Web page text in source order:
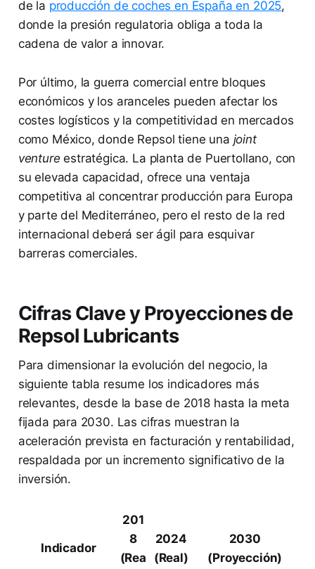
de la producción de coches en España en 2025,
donde la presión regulatoria obliga a toda la
cadena de valor a innovar.
Por último, la guerra comercial entre bloques
económicos y los aranceles pueden afectar los
costes logísticos y la competitividad en mercados
como México, donde Repsol tiene una joint
venture estratégica. La planta de Puertollano, con
su elevada capacidad, ofrece una ventaja
competitiva al concentrar producción para Europa
y parte del Mediterráneo, pero el resto de la red
internacional deberá ser ágil para esquivar
barreras comerciales.
Cifras Clave y Proyecciones de
Repsol Lubricants
Para dimensionar la evolución del negocio, la
siguiente tabla resume los indicadores más
relevantes, desde la base de 2018 hasta la meta
fijada para 2030. Las cifras muestran la
aceleración prevista en facturación y rentabilidad,
respaldada por un incremento significativo de la
inversión.
Indicador
201
8
(Rea
2024
(Real)
2030
(Proyección)